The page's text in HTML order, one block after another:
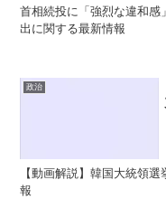
首相続投に「強烈な違和
出に関する最新情報
政治
【動画解説】韓国大統領
報